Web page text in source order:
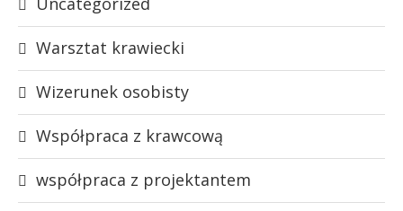
Warsztat krawiecki
Wizerunek osobisty
Współpraca z krawcową
współpraca z projektantem